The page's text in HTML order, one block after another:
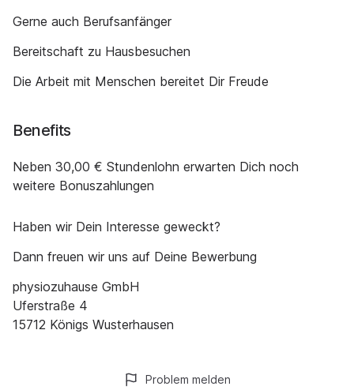
Gerne auch Berufsanfänger
Bereitschaft zu Hausbesuchen
Die Arbeit mit Menschen bereitet Dir Freude
Benefits
Neben 30,00 € Stundenlohn erwarten Dich noch
weitere Bonuszahlungen
Haben wir Dein Interesse geweckt?
Dann freuen wir uns auf Deine Bewerbung
physiozuhause GmbH
Uferstraße 4
15712 Königs Wusterhausen
Problem melden